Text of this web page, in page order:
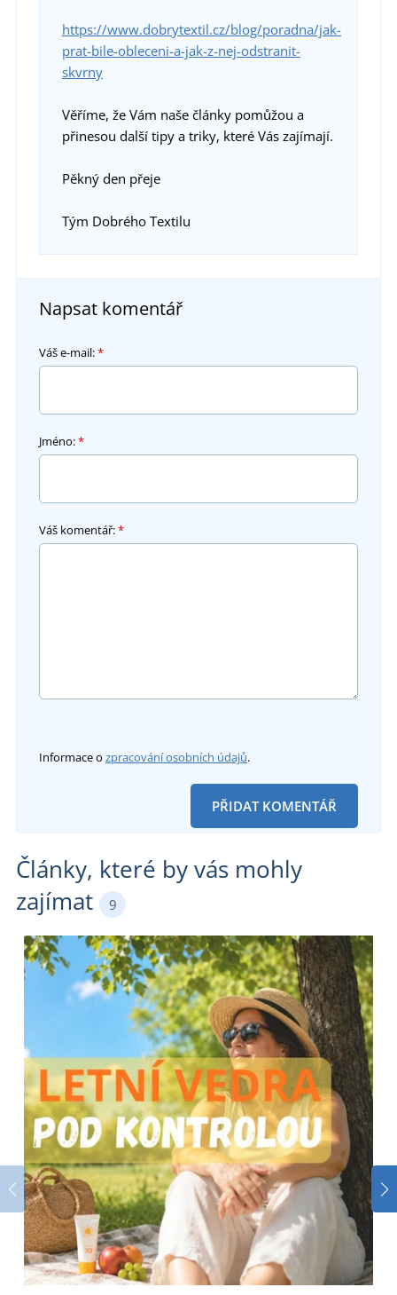
https://www.dobrytextil.cz/blog/poradna/jak-
prat-bile-obleceni-a-jak-z-nej-odstranit-
skvrny
Věříme, že Vám naše články pomůžou a
přinesou další tipy a triky, které Vás zajímají.
Pěkný den přeje
Tým Dobrého Textilu
Napsat komentář
Váš e-mail:*
Jméno:*
Váš komentář:*
Informace o zpracování osobních údajů.
PŘIDAT KOMENTÁŘ
Články, které by vás mohly
zajímat
9